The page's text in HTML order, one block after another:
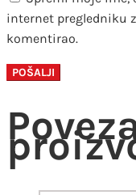
internet pregledniku
komentirao.